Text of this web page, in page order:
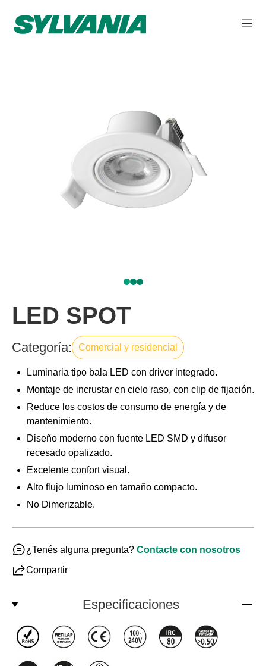
LED SPOT
Categoría: Comercial y residencial
Luminaria tipo bala LED con driver integrado.
Montaje de incrustar en cielo raso, con clip de fijación.
Reduce los costos de consumo de energía y de
mantenimiento.
Diseño moderno con fuente LED SMD y difusor
recesado opalizado.
Excelente confort visual.
Alto flujo luminoso en tamaño compacto.
No Dimerizable.
¿Tenés alguna pregunta? Contacte con nosotros
Compartir
Especificaciones